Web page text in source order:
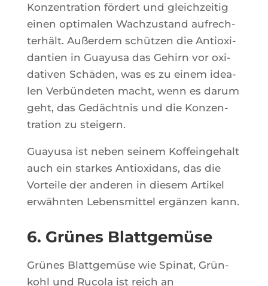
Kon­zen­tra­tion för­dert und glei­ch­zei­tig
einen opti­ma­len Wach­zus­tand aufrech­
te­rhält. Außer­dem schüt­zen die Antioxi­
dan­tien in Guayu­sa das Gehirn vor oxi­
da­ti­ven Schä­den, was es zu einem idea­
len Verbün­de­ten macht, wenn es darum
geht, das Gedächt­nis und die Kon­zen­
tra­tion zu steigern.
Guayu­sa ist neben sei­nem Kof­fein­ge­halt
auch ein starkes Antioxi­dans, das die
Vor­teile der ande­ren in die­sem Arti­kel
erwähn­ten Lebens­mit­tel ergän­zen kann.
6. Grünes Blattgemüse
Grünes Blatt­gemüse wie Spi­nat, Grün­
kohl und Ruco­la ist reich an